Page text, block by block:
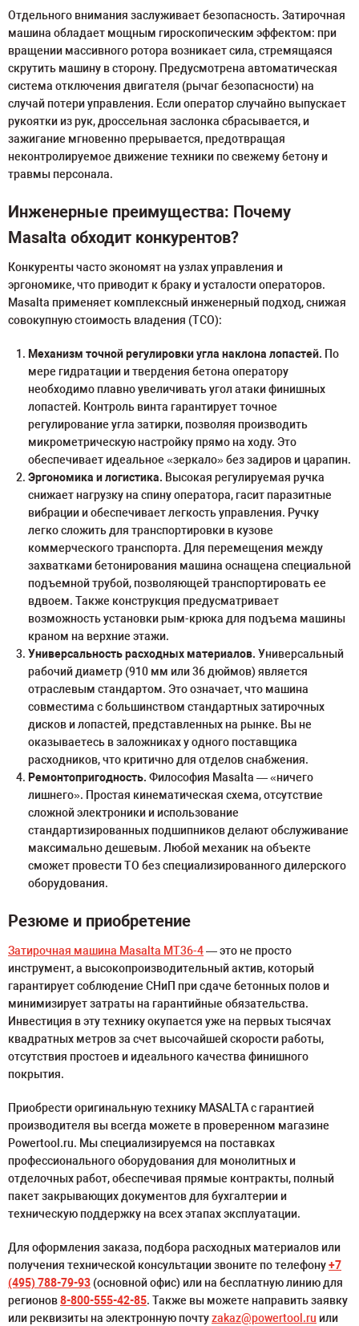
Отдельного внимания заслуживает безопасность. Затирочная
машина обладает мощным гироскопическим эффектом: при
вращении массивного ротора возникает сила, стремящаяся
скрутить машину в сторону. Предусмотрена автоматическая
система отключения двигателя (рычаг безопасности) на
случай потери управления. Если оператор случайно выпускает
рукоятки из рук, дроссельная заслонка сбрасывается, и
зажигание мгновенно прерывается, предотвращая
неконтролируемое движение техники по свежему бетону и
травмы персонала.
Инженерные преимущества: Почему
Masalta обходит конкурентов?
Конкуренты часто экономят на узлах управления и
эргономике, что приводит к браку и усталости операторов.
Masalta применяет комплексный инженерный подход, снижая
совокупную стоимость владения (TCO):
Механизм точной регулировки угла наклона лопастей. По
мере гидратации и твердения бетона оператору
необходимо плавно увеличивать угол атаки финишных
лопастей. Контроль винта гарантирует точное
регулирование угла затирки, позволяя производить
микрометрическую настройку прямо на ходу. Это
обеспечивает идеальное «зеркало» без задиров и царапин.
Эргономика и логистика. Высокая регулируемая ручка
снижает нагрузку на спину оператора, гасит паразитные
вибрации и обеспечивает легкость управления. Ручку
легко сложить для транспортировки в кузове
коммерческого транспорта. Для перемещения между
захватками бетонирования машина оснащена специальной
подъемной трубой, позволяющей транспортировать ее
вдвоем. Также конструкция предусматривает
возможность установки рым-крюка для подъема машины
краном на верхние этажи.
Универсальность расходных материалов. Универсальный
рабочий диаметр (910 мм или 36 дюймов) является
отраслевым стандартом. Это означает, что машина
совместима с большинством стандартных затирочных
дисков и лопастей, представленных на рынке. Вы не
оказываетесь в заложниках у одного поставщика
расходников, что критично для отделов снабжения.
Ремонтопригодность. Философия Masalta — «ничего
лишнего». Простая кинематическая схема, отсутствие
сложной электроники и использование
стандартизированных подшипников делают обслуживание
максимально дешевым. Любой механик на объекте
сможет провести ТО без специализированного дилерского
оборудования.
Резюме и приобретение
Затирочная машина Masalta MT36-4— это не просто
инструмент, а высокопроизводительный актив, который
гарантирует соблюдение СНиП при сдаче бетонных полов и
минимизирует затраты на гарантийные обязательства.
Инвестиция в эту технику окупается уже на первых тысячах
квадратных метров за счет высочайшей скорости работы,
отсутствия простоев и идеального качества финишного
покрытия.
Приобрести оригинальную технику MASALTA с гарантией
производителя вы всегда можете в проверенном магазине
Powertool.ru. Мы специализируемся на поставках
профессионального оборудования для монолитных и
отделочных работ, обеспечивая прямые контракты, полный
пакет закрывающих документов для бухгалтерии и
техническую поддержку на всех этапах эксплуатации.
Для оформления заказа, подбора расходных материалов или
получения технической консультации звоните по телефону+7
(495) 788-79-93 (основной офис) или на бесплатную линию для
регионов8-800-555-42-85. Также вы можете направить заявку
или реквизиты на электронную почтуzakaz@powertool.ru или